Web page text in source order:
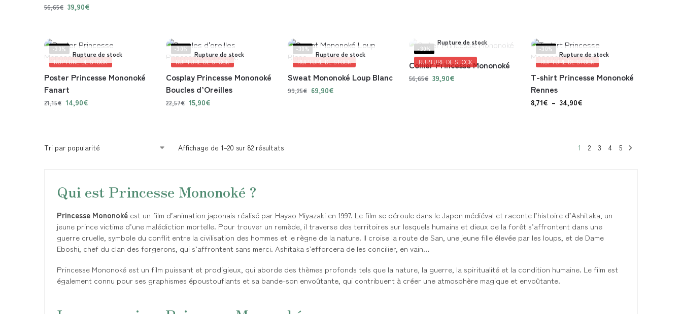
56,65€ 39,90€
-30%
RUPTURE DE STOCK
Rupture de stock
Poster Princesse Mononoké
Fanart
21,15€ 14,90€
-30%
RUPTURE DE STOCK
Rupture de stock
Cosplay Princesse Mononoké
Boucles d’Oreilles
22,57€ 15,90€
-30%
RUPTURE DE STOCK
Rupture de stock
Sweat Mononoké Loup Blanc
99,25€ 69,90€
-30%
RUPTURE DE STOCK
Rupture de stock
Collier Princesse Mononoké
56,65€ 39,90€
-30%
RUPTURE DE STOCK
Rupture de stock
T-shirt Princesse Mononoké
Rennes
8,71€ – 34,90€
Affichage de 1–20 sur 82 résultats 1 2 3 4 5
Qui est Princesse Mononoké ?
Princesse Mononoké est un film d’animation japonais réalisé par Hayao Miyazaki en 1997. Le film se déroule dans le Japon médiéval et raconte l’histoire d’Ashitaka, un
jeune prince victime d’une malédiction mortelle. Pour trouver un remède, il traverse des territoires sur lesquels humains et dieux de la forêt s’affrontent dans une
guerre cruelle, symbole du conflit entre la civilisation des hommes et le règne de la nature. Il croise la route de San, une jeune fille élevée par les loups, et de Dame
Eboshi, chef du clan des forgerons, qui s’affrontent sans merci. Ashitaka s’efforcera de les concilier, en vain…
Princesse Mononoké est un film puissant et prodigieux, qui aborde des thèmes profonds tels que la nature, la guerre, la spiritualité et la condition humaine. Le film est
également connu pour ses graphismes époustouflants et sa bande-son envoûtante, qui contribuent à créer une atmosphère magique et envoûtante.